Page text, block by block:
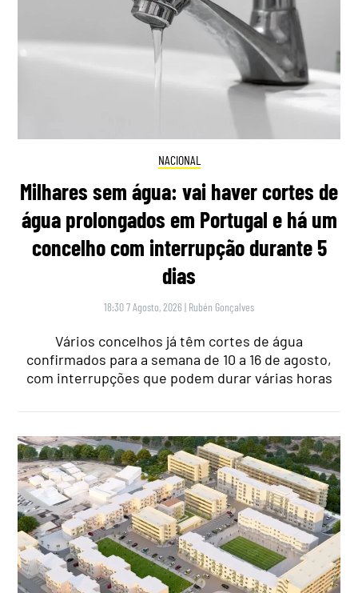
NACIONAL
Milhares sem água: vai haver cortes de
água prolongados em Portugal e há um
concelho com interrupção durante 5
dias
18:30 7 Agosto, 2026 | Rubén Gonçalves
Vários concelhos já têm cortes de água
confirmados para a semana de 10 a 16 de agosto,
com interrupções que podem durar várias horas